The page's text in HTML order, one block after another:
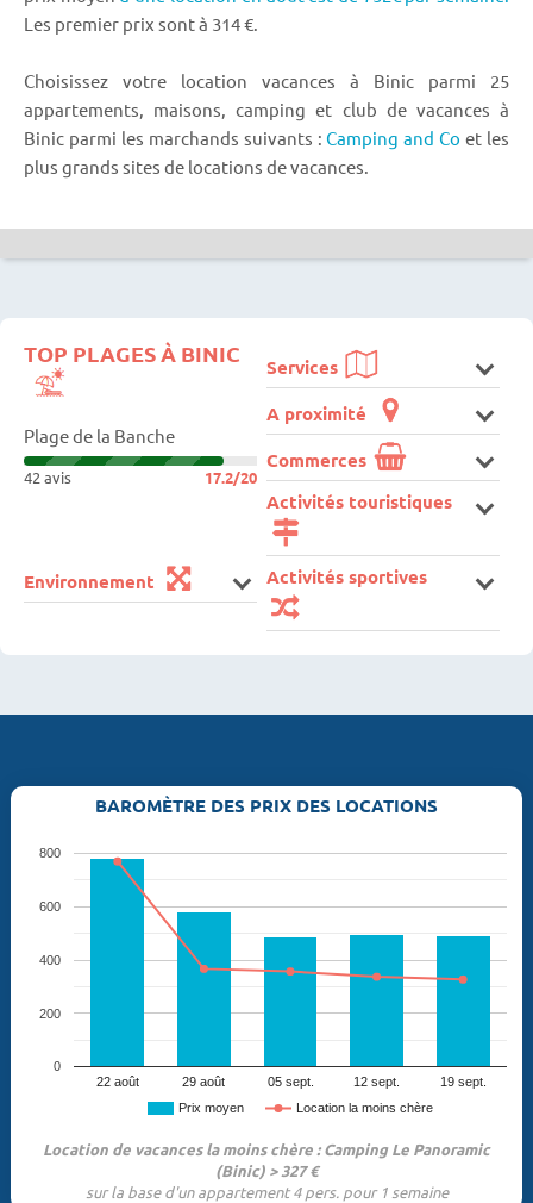
Les premier prix sont à 314 €.
Choisissez votre location vacances à Binic parmi 25
appartements, maisons, camping et club de vacances à
Binic parmi les marchands suivants :Camping and Co et les
plus grands sites de locations de vacances.
TOP PLAGES À BINIC
Plage de la Banche
42 avis 17.2/20
Services
A proximité
Commerces
Activités touristiques
Environnement Activités sportives
BAROMÈTRE DES PRIX DES LOCATIONS
Prix moyen Location la moins chère
22 août 29 août 05 sept. 12 sept. 19 sept.
0
200
400
600
800
Location de vacances la moins chère : Camping Le Panoramic
(Binic) > 327 €
sur la base d'un appartement 4 pers. pour 1 semaine